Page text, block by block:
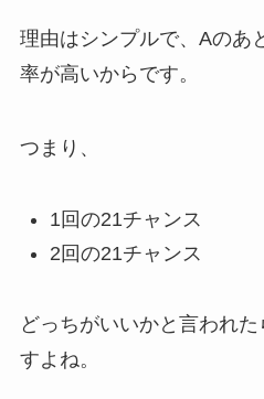
理由はシンプルで、Aのあ
率が高いからです。
つまり、
1回の21チャンス
2回の21チャンス
どっちがいいかと言われ
すよね。